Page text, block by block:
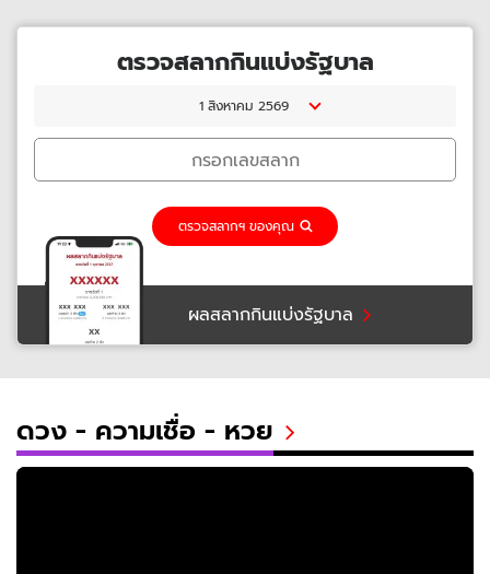
ตรวจสลากกินแบ่งรัฐบาล
1 สิงหาคม 2569
ตรวจสลากฯ ของคุณ
ผลสลากกินแบ่งรัฐบาล
ดวง - ความเชื่อ - หวย